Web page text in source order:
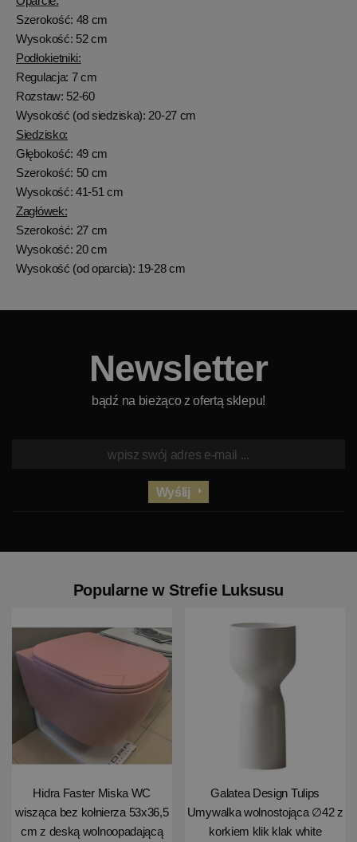
Szerokość: 48 cm
Wysokość: 52 cm
Podłokietniki:
Regulacja: 7 cm
Rozstaw: 52-60
Wysokość (od siedziska): 20-27 cm
Siedzisko:
Głębokość: 49 cm
Szerokość: 50 cm
Wysokość: 41-51 cm
Zagłówek:
Szerokość: 27 cm
Wysokość: 20 cm
Wysokość (od oparcia): 19-28 cm
Newsletter
bądź na bieżąco z ofertą sklepu!
Wyślij
Popularne w Strefie Luksusu
Hidra Faster Miska WC
wisząca bez kołnierza 53x36,5
cm z deską wolnoopadającą
Galatea Design Tulips
Umywalka wolnostojąca ∅42 z
korkiem klik klak white